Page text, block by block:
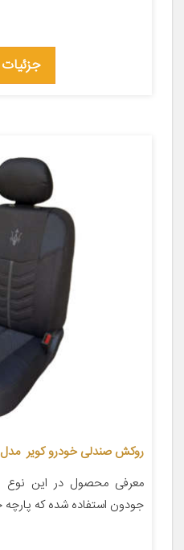
روکش صندلی خودرو کویر مدل jpm مناسب برای پژو پارس
معرفی محصول در این نوع
جودون استفاده شده که